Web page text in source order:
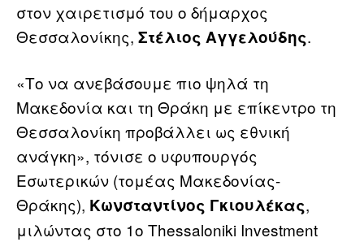
στον χαιρετισμό του ο δήμαρχος
Θεσσαλονίκης, Στέλιος Αγγελούδης.
«Το να ανεβάσουμε πιο ψηλά τη
Μακεδονία και τη Θράκη με επίκεντρο τη
Θεσσαλονίκη προβάλλει ως εθνική
ανάγκη», τόνισε ο υφυπουργός
Εσωτερικών (τομέας Μακεδονίας-
Θράκης), Κωνσταντίνος Γκιουλέκας,
μιλώντας στο 1ο Thessaloniki Investment